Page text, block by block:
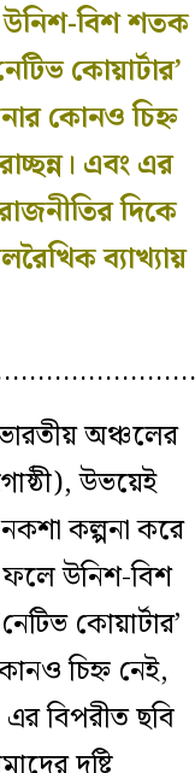
বিশ শতক
কোয়ার্টার’
কোনও চিহ্ন
এবং এর
দিকে
ব্যাখ্যায়
ভারতীয় অঞ্চলের
উভয়েই
নকশাকল্পনা করে
ফলে উনিশ-বিশ
কোয়ার্টার’
চিহ্ন নেই,
বিপরীত ছবি